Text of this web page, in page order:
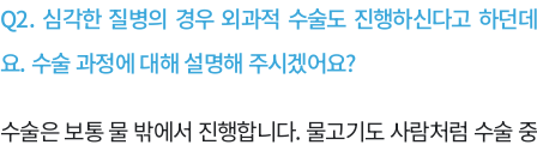
Q2. 심각한 질병의 경우 외과적 수술도 진행하신다고 하던데
요. 수술 과정에 대해 설명해 주시겠어요?
수술은 보통 물 밖에서 진행합니다. 물고기도 사람처럼 수술 중